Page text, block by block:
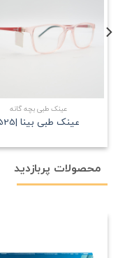
عینک طبی بچه گانه
عینک طبی بینا |525
محصولات پربازدید